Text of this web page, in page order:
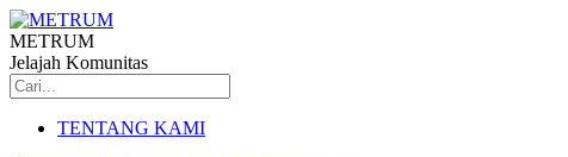
METRUM
Jelajah Komunitas
TENTANG KAMI